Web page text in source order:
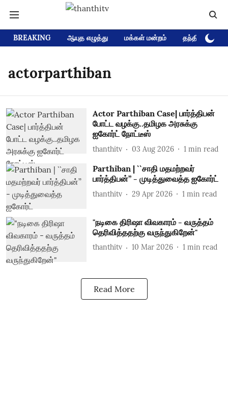
BREAKING ஆயுத எழுத்து மக்கள் மன்றம் தந்தி டிவி
actorparthiban
Actor Parthiban Case| பார்த்திபன்
போட்ட வழக்கு..தமிழக அரசுக்கு
ஐகோர்ட் நோட்டீஸ்
thanthitv 03 Aug 2026 1 min read
Parthiban | ``சாதி மதமற்றவர்
பார்த்திபன்’’ - முடித்துவைத்த ஐகோர்ட்
thanthitv 29 Apr 2026 1 min read
"நடிகை திரிஷா விவகாரம் - வருத்தம்
தெரிவித்ததற்கு வருந்துகிறேன்"
thanthitv 10 Mar 2026 1 min read
Read More